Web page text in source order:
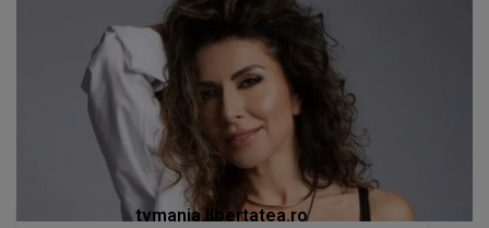
tvmania.libertatea.ro